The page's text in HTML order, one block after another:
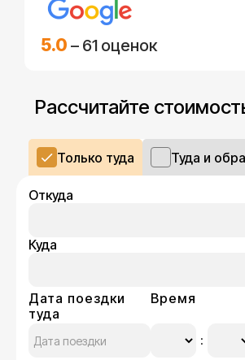
5.0 – 61 оценок
Рассчитайте
Только туда Туда и
Откуда
Куда
Дата поездки
туда
Время